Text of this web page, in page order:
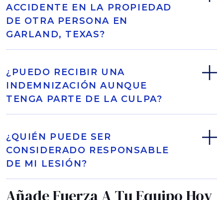
ACCIDENTE EN LA PROPIEDAD
DE OTRA PERSONA EN
GARLAND, TEXAS?
¿PUEDO RECIBIR UNA
INDEMNIZACIÓN AUNQUE
TENGA PARTE DE LA CULPA?
¿QUIÉN PUEDE SER
CONSIDERADO RESPONSABLE
DE MI LESIÓN?
Añade Fuerza A Tu Equipo Hoy